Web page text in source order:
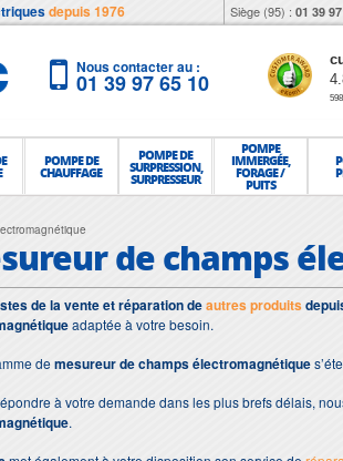
depuis 1976 Siège (95) : 01 39
Nous contacter au :
01 39 97 65 10
POMPE DE
CHAUFFAGE
POMPE DE
SURPRESSION,
SURPRESSEUR
POMPE
IMMERGÉE,
FORAGE /
PUITS
de champs
de la vente et réparation deautres produits
adaptée à votre besoin.
demesureur de champs électromagnétique
à votre demande dans les plus brefs délais,
.